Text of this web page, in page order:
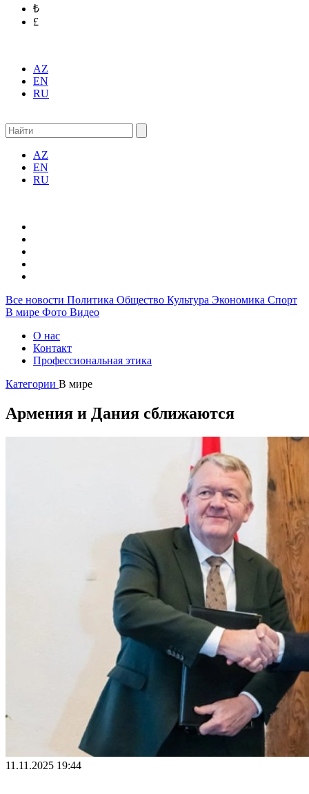
₺
£
AZ
EN
RU
AZ
EN
RU
Все новости Политика Общество Культура Экономика Спорт
В мире Фото Видео
О нас
Контакт
Профессиональная этика
Категории В мире
Армения и Дания сближаются
11.11.2025 19:44